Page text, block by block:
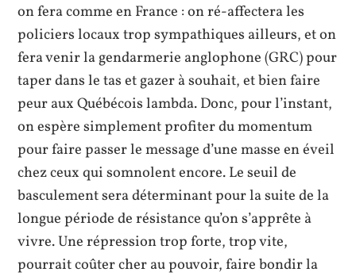
on fera comme en France : on ré-affectera les
policiers locaux trop sympathiques ailleurs, et on
fera venir la gendarmerie anglophone (GRC) pour
taper dans le tas et gazer à souhait, et bien faire
peur aux Québécois lambda. Donc, pour l’instant,
on espère simplement profiter du momentum
pour faire passer le message d’une masse en éveil
chez ceux qui somnolent encore. Le seuil de
basculement sera déterminant pour la suite de la
longue période de résistance qu’on s’apprête à
vivre. Une répression trop forte, trop vite,
pourrait coûter cher au pouvoir, faire bondir la